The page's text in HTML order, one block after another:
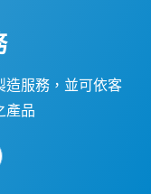
造服務，並可依客
產品